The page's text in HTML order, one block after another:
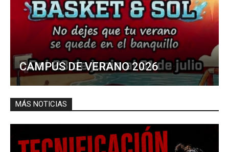
CAMPUS DE VERANO 2026
MÁS NOTICIAS